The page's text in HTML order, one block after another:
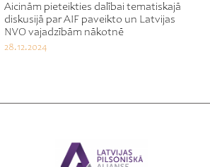
Aicinām pieteikties dalībai tematiskajā
diskusijā par AIF paveikto un Latvijas
NVO vajadzībām nākotnē
28.12.2024